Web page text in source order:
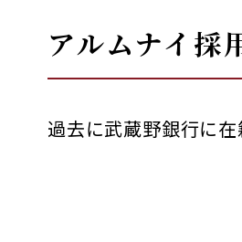
アルムナイ採
過去に武蔵野銀行に